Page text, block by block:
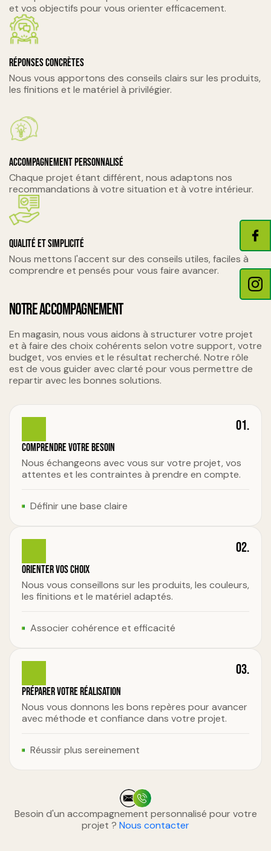
et vos objectifs pour vous orienter efficacement.
Réponses concrètes
Nous vous apportons des conseils clairs sur les produits,
les finitions et le matériel à privilégier.
Accompagnement personnalisé
Chaque projet étant différent, nous adaptons nos
recommandations à votre situation et à votre intérieur.
Qualité et simplicité
Nous mettons l'accent sur des conseils utiles, faciles à
comprendre et pensés pour vous faire avancer.
NOTRE ACCOMPAGNEMENT
En magasin, nous vous aidons à structurer votre projet
et à faire des choix cohérents selon votre support, votre
budget, vos envies et le résultat recherché. Notre rôle
est de vous guider avec clarté pour vous permettre de
repartir avec les bonnes solutions.
01.
Comprendre votre besoin
Nous échangeons avec vous sur votre projet, vos
attentes et les contraintes à prendre en compte.
Définir une base claire
02.
Orienter vos choix
Nous vous conseillons sur les produits, les couleurs,
les finitions et le matériel adaptés.
Associer cohérence et efficacité
03.
Préparer votre réalisation
Nous vous donnons les bons repères pour avancer
avec méthode et confiance dans votre projet.
Réussir plus sereinement
Besoin d'un accompagnement personnalisé pour votre
projet ? Nous contacter